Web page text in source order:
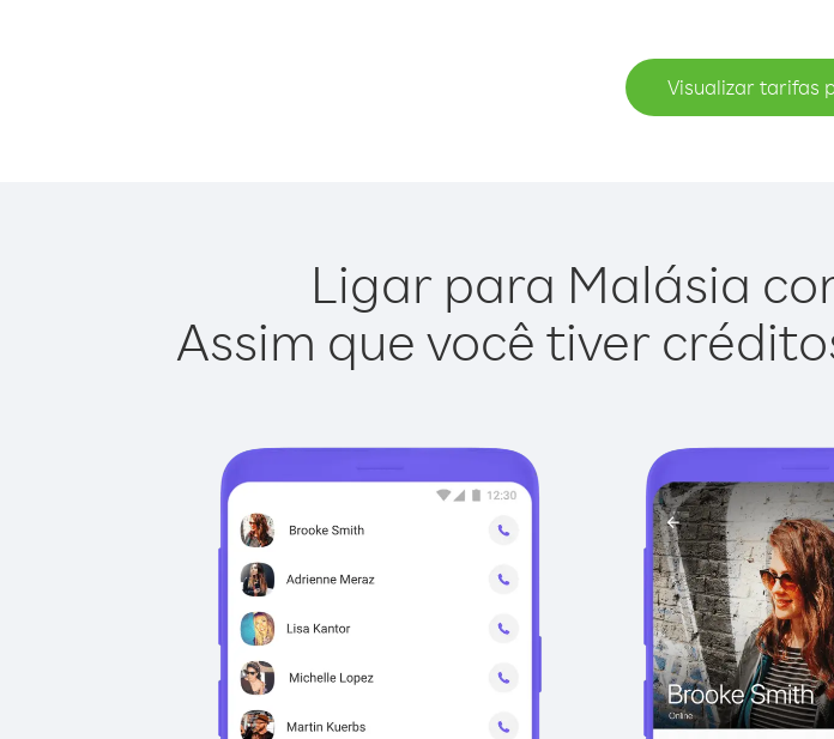
Visualizar tarifas
Ligar para Malásia
Assim que você tiver